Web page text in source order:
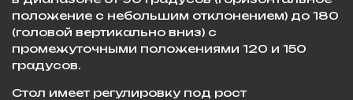
положение с небольшим отклонением) до 180
(головой вертикально вниз) с
промежуточными положениями 120 и 150
градусов.
Стол имеет регулировку под рост